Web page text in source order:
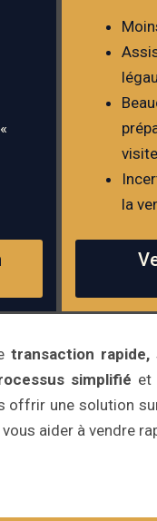
la
transaction rapide,
simplifié et
offrir une solution
aider à vendre